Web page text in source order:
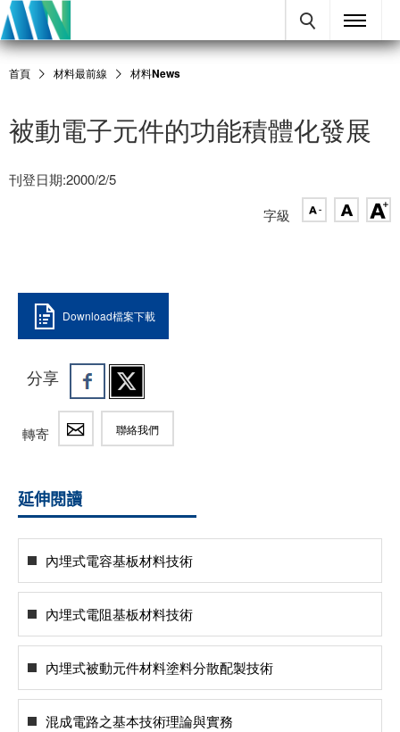
首頁 材料最前線 材料News
被動電子元件的功能積體化發展
刊登日期:2000/2/5
字級
Download檔案下載
分享
轉寄 聯絡我們
延伸閱讀
內埋式電容基板材料技術
內埋式電阻基板材料技術
內埋式被動元件材料塗料分散配製技術
混成電路之基本技術理論與實務